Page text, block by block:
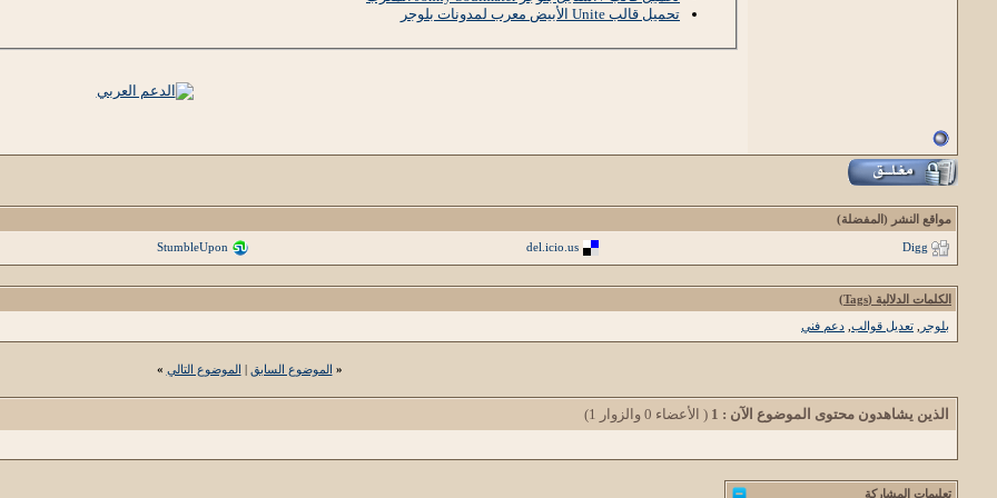
تحميل قالب Unite الأبيض معرب لمدونات بلوجر
مواقع النشر (المفضلة)
Digg
del.icio.us
StumbleUpon
الكلمات الدلالية (Tags)
بلوجر
تعديل قوالب دعم فني
« الموضوع السابق | الموضوع التالي »
الذين يشاهدون محتوى الموضوع الآن : 1 ( الأعضاء 0 والزوار 1)
تعليمات المشاركة